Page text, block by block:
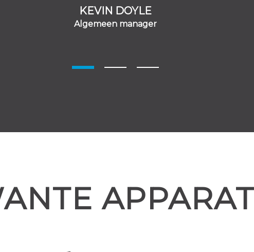
KEVIN DOYLE
Algemeen manager